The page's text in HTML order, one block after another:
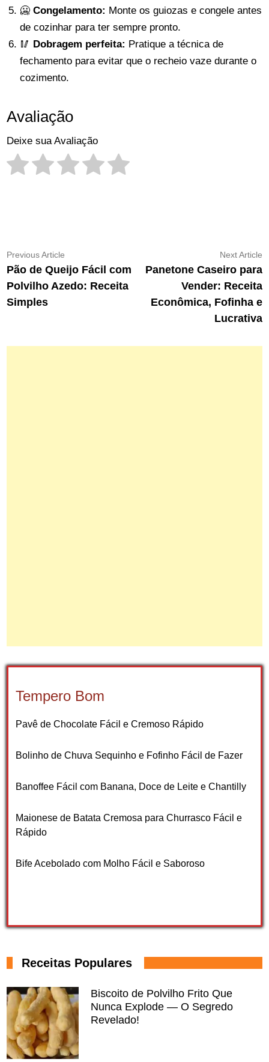
🥶Congelamento: Monte os guiozas e congele antes
de cozinhar para ter sempre pronto.
🥢 Dobragem perfeita: Pratique a técnica de
fechamento para evitar que o recheio vaze durante o
cozimento.
Avaliação
Deixe sua Avaliação
Navegação
de
Post
Previous Article
article:
Pão de Queijo Fácil com
Polvilho Azedo: Receita
Simples
Next Article
Panetone Caseiro para
Vender: Receita
Econômica, Fofinha e
Lucrativa
Tempero Bom
Pavê de Chocolate Fácil e Cremoso Rápido
Bolinho de Chuva Sequinho e Fofinho Fácil de Fazer
Banoffee Fácil com Banana, Doce de Leite e Chantilly
Maionese de Batata Cremosa para Churrasco Fácil e
Rápido
Bife Acebolado com Molho Fácil e Saboroso
Receitas Populares
Biscoito de Polvilho Frito Que
Nunca Explode — O Segredo
Revelado!